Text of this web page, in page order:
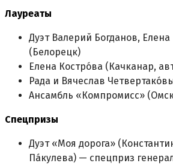
Лауреаты
Дуэт Валерий Богданов,
(Белорецк)
Елена Костро́ва (Качканар,
Рада и Вячеслав
Ансамбль «Компромисс»
Спецпризы
Дуэт «Моя дорога»
Па́кулева) — спецприз